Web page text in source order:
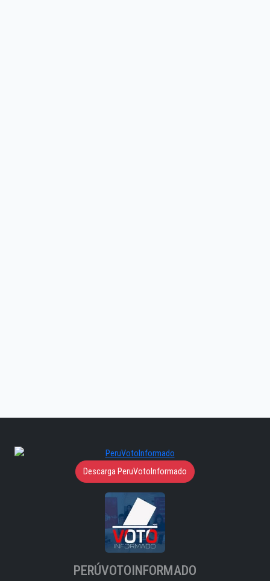
Descarga PeruVotoInformado
PERÚVOTOINFORMADO